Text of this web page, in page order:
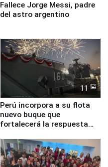
Fallece Jorge Messi, padre
del astro argentino
11
Perú incorpora a su flota
nuevo buque que
fortalecerá la respuesta